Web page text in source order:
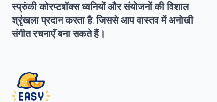
स्प्रुंकी कोरप्टबॉक्स ध्वनियों और संयोजनों की विशाल
श्रृंखला प्रदान करता है, जिससे आप वास्तव में अनोखी
संगीत रचनाएँ बना सकते हैं।